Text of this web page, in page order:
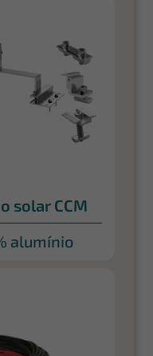
solar CCM
alumínio